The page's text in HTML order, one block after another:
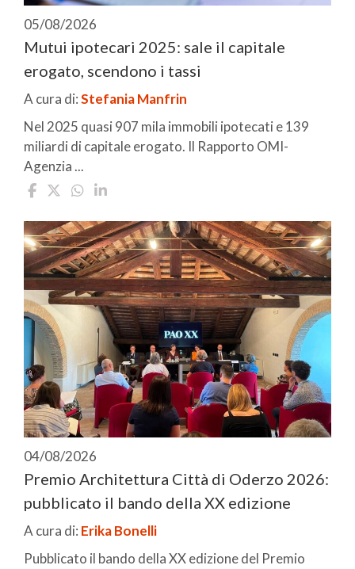
05/08/2026
Mutui ipotecari 2025: sale il capitale
erogato, scendono i tassi
A cura di:Stefania Manfrin
Nel 2025 quasi 907 mila immobili ipotecati e 139
miliardi di capitale erogato. Il Rapporto OMI-
Agenzia ...
04/08/2026
Premio Architettura Città di Oderzo 2026:
pubblicato il bando della XX edizione
A cura di: Erika Bonelli
Pubblicato il bando della XX edizione del Premio